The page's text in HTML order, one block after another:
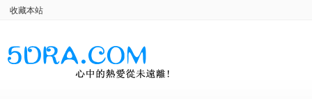
收藏本站